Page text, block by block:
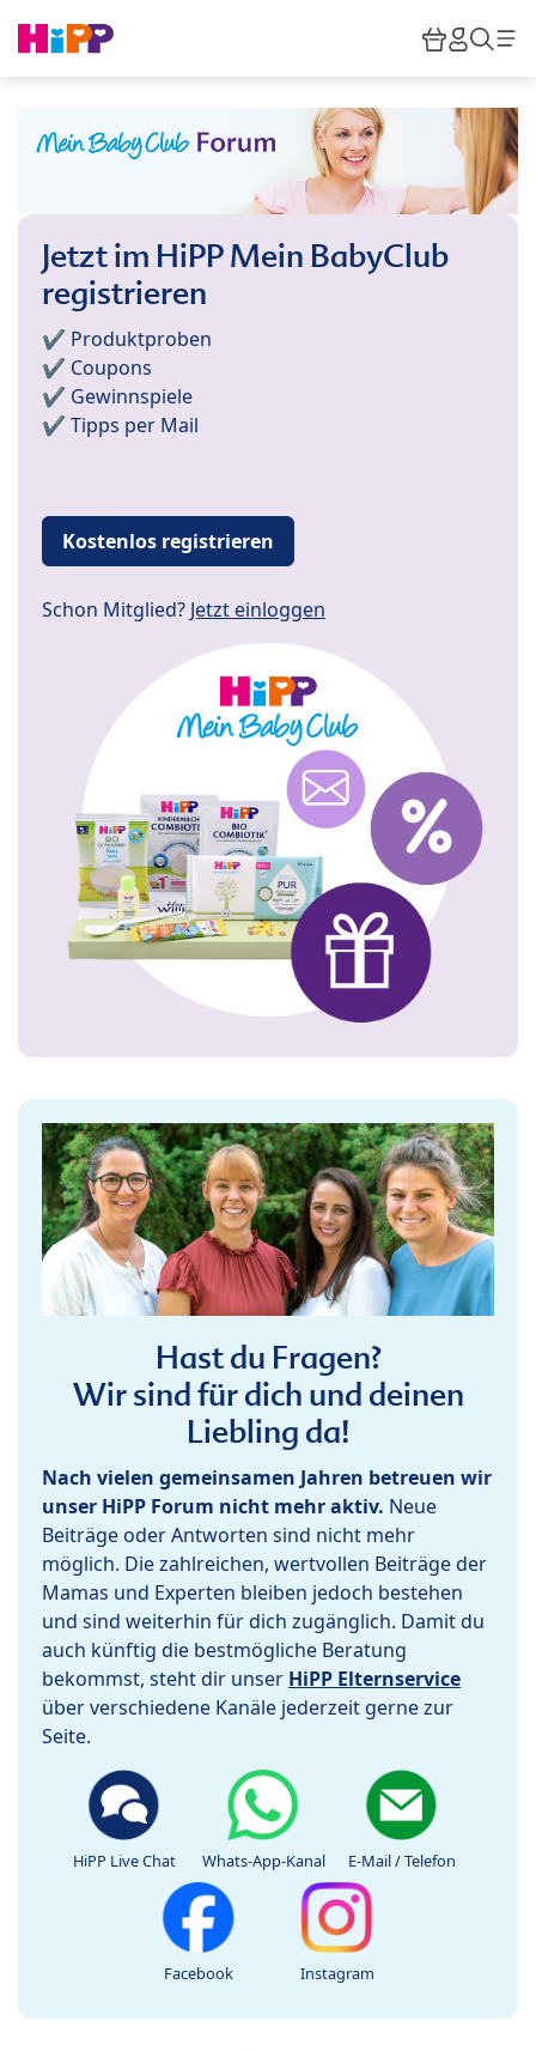
HiPP
Jetzt im HiPP Mein BabyClub
registrieren
✔️ Produktproben
✔️ Coupons
✔️ Gewinnspiele
✔️ Tipps per Mail
Kostenlos registrieren
Schon Mitglied? Jetzt einloggen
Hast du Fragen?
Wir sind für dich und deinen
Liebling da!
Nach vielen gemeinsamen Jahren betreuen wir
unser HiPP Forum nicht mehr aktiv. Neue
Beiträge oder Antworten sind nicht mehr
möglich. Die zahlreichen, wertvollen Beiträge der
Mamas und Experten bleiben jedoch bestehen
und sind weiterhin für dich zugänglich. Damit du
auch künftig die bestmögliche Beratung
bekommst, steht dir unser HiPP Elternservice
über verschiedene Kanäle jederzeit gerne zur
Seite.
HiPP Live Chat Whats-App-Kanal E-Mail / Telefon
Facebook Instagram